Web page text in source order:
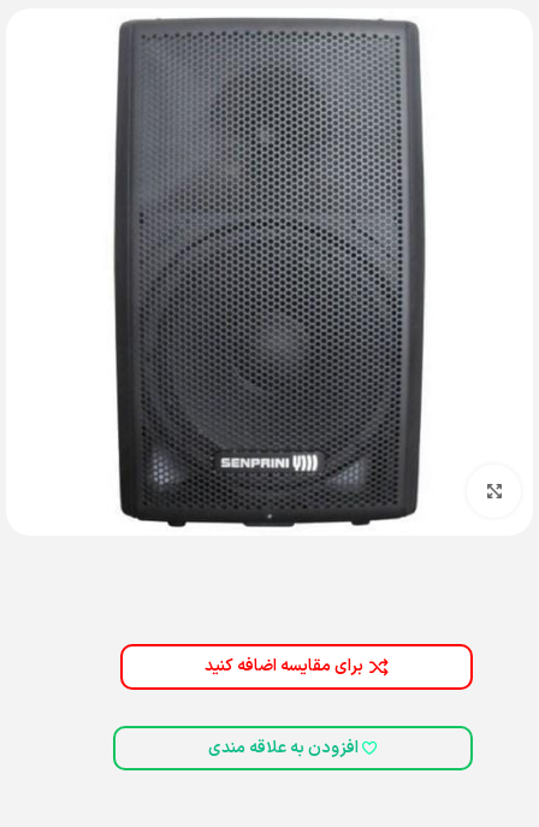
بزرگنمایی تصویر
برای مقایسه اضافه کنید
افزودن به علاقه مندی